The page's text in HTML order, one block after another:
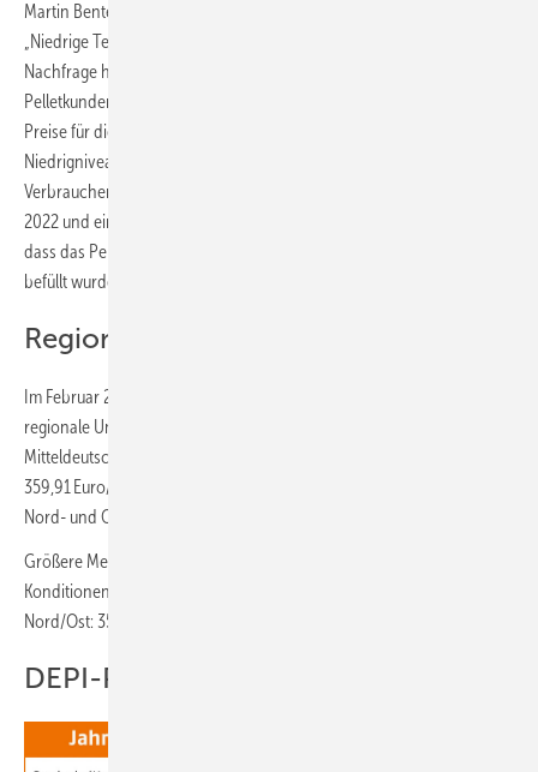
Martin Bentele, Geschäftsführer des DEPI zur aktuellen Marktsituation:
„Niedrige Temperaturen und eine seit geraumer Zeit zunehmende
Nachfrage halten die Pelletbranche momentan auf Trab. Erfahrene
Pelletkunden füllen ihr Lager in der warmen Jahreshälfte, wenn die
Preise für die Presslinge sich üblicherweise auf saisonalem
Niedrigniveau befinden. Dieses bis vor wenigen Jahren übliche
Verbraucherverhalten hat sich bedingt durch die Energiekrise von
2022 und einige eher warme Winter leider geändert. Mit der Folge,
dass das Pelletlager nicht wie üblich im Frühjahr neu und günstig
befüllt wurde, sondern jetzt ein anderer Rhythmus greift.“
Regionalpreise für 6 und 26 t
Im Februar 2025 ergeben sich beim Preis für Holzpellets folgende
regionale Unterschiede (bei einer Abnahmemenge von 6 t): In
Mitteldeutschland beträgt der durchschnittlichen Pelletpreis
359,91 Euro/t. Es folgen Süddeutschland mit 364,34 Euro/t sowie
Nord- und Ostdeutschland mit 368,68 Euro/t.
Größere Mengen (26 t) werden im Februar 2025 zu folgenden
Konditionen gehandelt: Mitte: 347,29 Euro/t, Süd: 348,24 Euro/t und
Nord/Ost: 355,61 Euro/t (alle Preise inkl. Mehrwertsteuer).
DEPI-Pelletpreis